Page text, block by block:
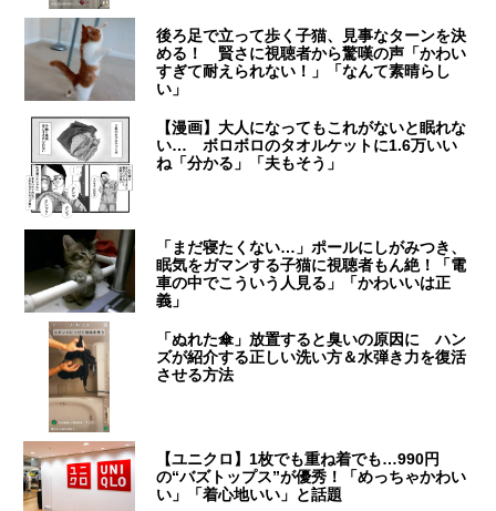
後ろ足で立って歩く子猫、見事なターンを決
める！ 賢さに視聴者から驚嘆の声「かわい
すぎて耐えられない！」「なんて素晴らし
い」
【漫画】大人になってもこれがないと眠れな
い… ボロボロのタオルケットに1.6万いい
ね「分かる」「夫もそう」
「まだ寝たくない…」ポールにしがみつき、
眠気をガマンする子猫に視聴者もん絶！「電
車の中でこういう人見る」「かわいいは正
義」
「ぬれた傘」放置すると臭いの原因に ハン
ズが紹介する正しい洗い方＆水弾き力を復活
させる方法
【ユニクロ】1枚でも重ね着でも…990円
の“バズトップス”が優秀！「めっちゃかわい
い」「着心地いい」と話題